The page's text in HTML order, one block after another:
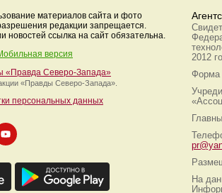
материалов сайта и фото
редакции запрещается.
новостей ссылка на сайт обязательна.
версия
«Правда Северо-Запада»
«Правды Северо-Запада».
персональных данных
2012
Форма
На